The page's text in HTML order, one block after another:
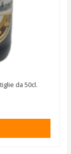
da 50cl.